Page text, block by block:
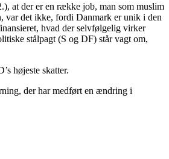
at der er en række job, man som muslim
var det ikke, fordi Danmark er unik i den
hvad der selvfølgelig virker
stålpagt (S og DF) står vagt om,
højeste skatter.
der har medført en ændring i